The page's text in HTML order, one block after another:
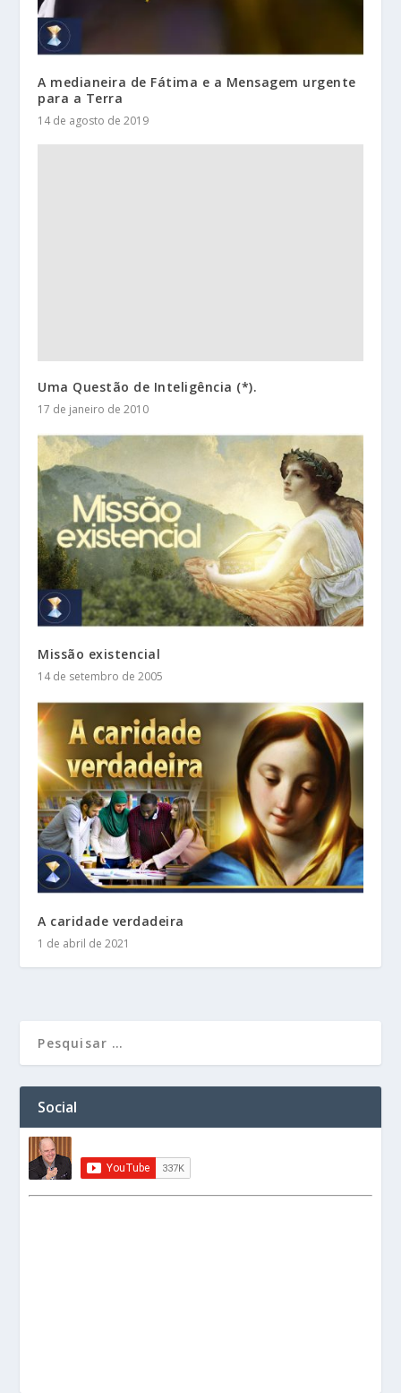
A medianeira de Fátima e a Mensagem urgente
para a Terra
14 de agosto de 2019
Uma Questão de Inteligência (*).
17 de janeiro de 2010
Missão existencial
14 de setembro de 2005
A caridade verdadeira
1 de abril de 2021
Social